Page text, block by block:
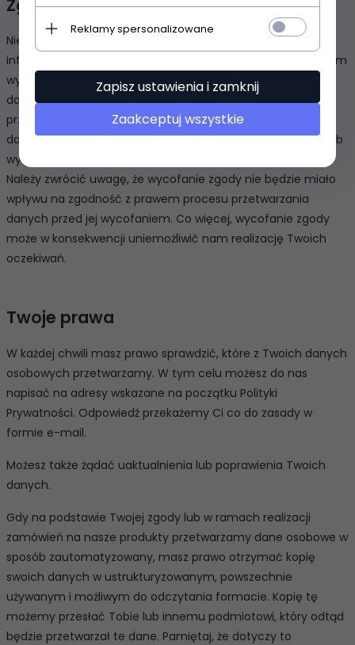
Zgoda użytkownika
Niektóre nasze działania związane z przetwarzaniem
informacji będą prowadzone w oparciu Twoją zgodę. W takim
wypadku masz prawo do wycofania swojej zgody w
dowolnym czasie. Jeżeli wycofasz zgodę, zaprzestaniemy
przetwarzania Twoich danych osobowych, chyba że ich
dalsze przetwarzanie lub przechowywanie jest dozwolone lub
wymagane przez obowiązujące przepisy polskiego prawa.
Należy zwrócić uwagę, że wycofanie zgody nie będzie miało
wpływu na zgodność z prawem procesu przetwarzania
danych przed jej wycofaniem. Co więcej, wycofanie zgody
może w konsekwencji uniemożliwić nam realizację Twoich
oczekiwań.
Twoje prawa
W każdej chwili masz prawo sprawdzić, które z Twoich danych
osobowych przetwarzamy. W tym celu możesz do nas
napisać na adresy wskazane na początku Polityki
Prywatności. Odpowiedź przekażemy Ci co do zasady w
formie e-mail.
Możesz także żądać uaktualnienia lub poprawienia Twoich
danych.
Gdy na podstawie Twojej zgody lub w ramach realizacji
zamówień na nasze produkty przetwarzamy dane osobowe w
sposób zautomatyzowany, masz prawo otrzymać kopię
swoich danych w ustrukturyzowanym, powszechnie
używanym i możliwym do odczytania formacie. Kopię tę
możemy przesłać Tobie lub innemu podmiotowi, który odtąd
będzie przetwarzał te dane. Pamiętaj, że dotyczy to
Reklamy spersonalizowane
Zapisz ustawienia i zamknij
Zaakceptuj wszystkie